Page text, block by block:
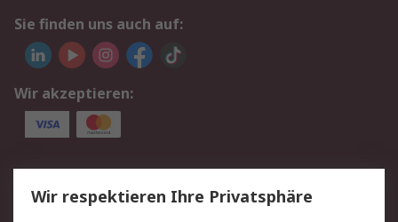
Sie finden uns auch auf:
Wir akzeptieren:
Service
Value Added Services
Lieferlösungen
Wir respektieren Ihre Privatsphäre